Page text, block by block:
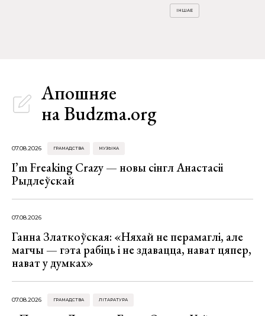
ІНШАЕ
Апошняе
на Budzma.org
07.08.2026 ГРАМАДСТВА МУЗЫКА
I’m Freaking Crazy — новы сінгл Анастасіі
Рыдлеўскай
07.08.2026
Ганна Златкоўская: «Няхай не перамаглі, але
магчы — гэта рабіць і не здавацца, нават цяпер,
нават у думках»
07.08.2026 ГРАМАДСТВА ЛІТАРАТУРА